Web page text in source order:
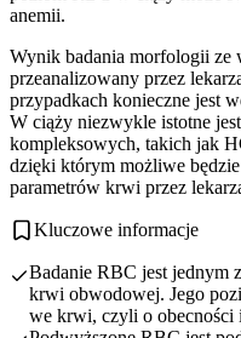
anemii.
Wynik badania morfologii ze
przeanalizowany przez
przypadkach konieczne jest
W ciąży niezwykle istotne
kompleksowych, takich jak
dzięki którym możliwe
parametrów krwi przez
Kluczowe informacje
Badanie RBC jest jednym
krwi obwodowej. Jego
we krwi, czyli o